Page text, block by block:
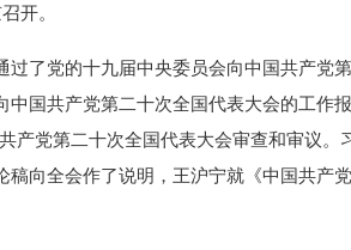
开。
了党的十九届中央委员会向中国共产党第
国共产党第二十次全国代表大会的工作报
产党第二十次全国代表大会审查和审议。
向全会作了说明，王沪宁就《中国共产党